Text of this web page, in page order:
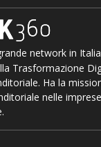
network in
Trasformazione
Ha la
nelle